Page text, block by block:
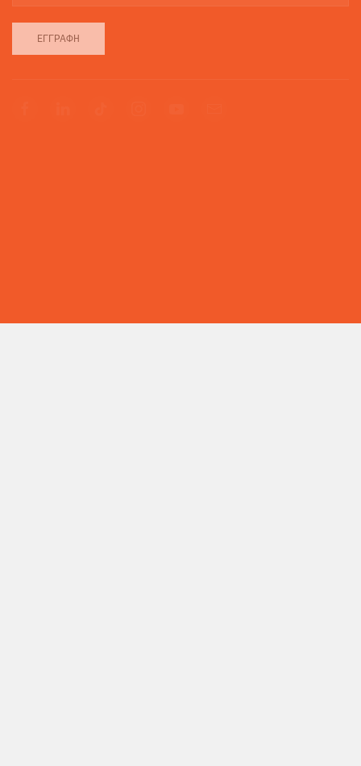
ΕΓΓΡΑΦΉ